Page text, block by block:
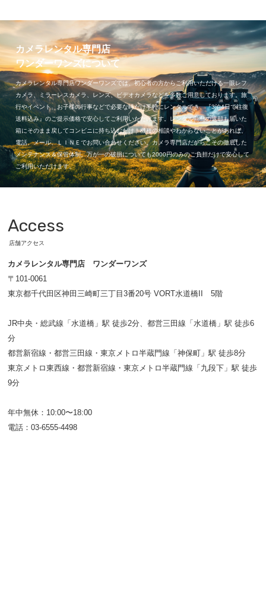
カメラレンタル専門店
ワンダーワンズについて
カメラレンタル専門店ワンダーワンズでは、初心者の方からご利用いただける一眼レフ
カメラ、ミラーレスカメラ、レンズ、ビデオカメラなどを多数ご用意しております。旅
行やイベント、お子様の行事などで必要な時だけ手軽にレンタルでき、『3泊4日で往復
送料込み』のご提示価格で安心してご利用いただけます。レンタル商品の返却も届いた
箱にそのまま戻してコンビニに持ち込むだけ！機種の相談やわからないことがあれば、
電話、メール、ＬＩＮＥでお問い合わせください。カメラ専門店だからこその徹底した
メンテナンス＆保管体制。万が一の破損についても2000円のみのご負担だけで安心して
ご利用いただけます。
Access
店舗アクセス
カメラレンタル専門店 ワンダーワンズ
〒101-0061
東京都千代田区神田三崎町三丁目3番20号 VORT水道橋II 5階
JR中央・総武線「水道橋」駅 徒歩2分、都営三田線「水道橋」駅 徒歩6
分
都営新宿線・都営三田線・東京メトロ半蔵門線「神保町」駅 徒歩8分
東京メトロ東西線・都営新宿線・東京メトロ半蔵門線「九段下」駅 徒歩
9分
年中無休：10:00〜18:00
電話：03-6555-4498